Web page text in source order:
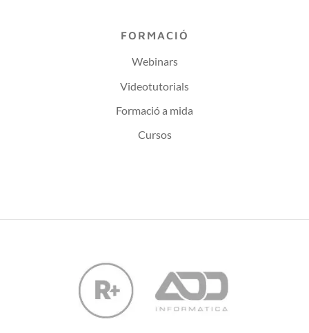
FORMACIÓ
Webinars
Videotutorials
Formació a mida
Cursos